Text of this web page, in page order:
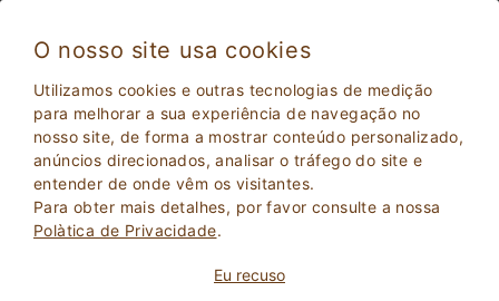
O nosso site usa cookies
Utilizamos cookies e outras tecnologias de medição
para melhorar a sua experiência de navegação no
nosso site, de forma a mostrar conteúdo personalizado,
anúncios direcionados, analisar o tráfego do site e
entender de onde vêm os visitantes.
Para obter mais detalhes, por favor consulte a nossa
Polà­tica de Privacidade.
Eu recuso
Reserve suas férias no campo
escolhendo as melhores vilas, B&Bs e
Agroturismo para as suas férias no campo, desde
1998